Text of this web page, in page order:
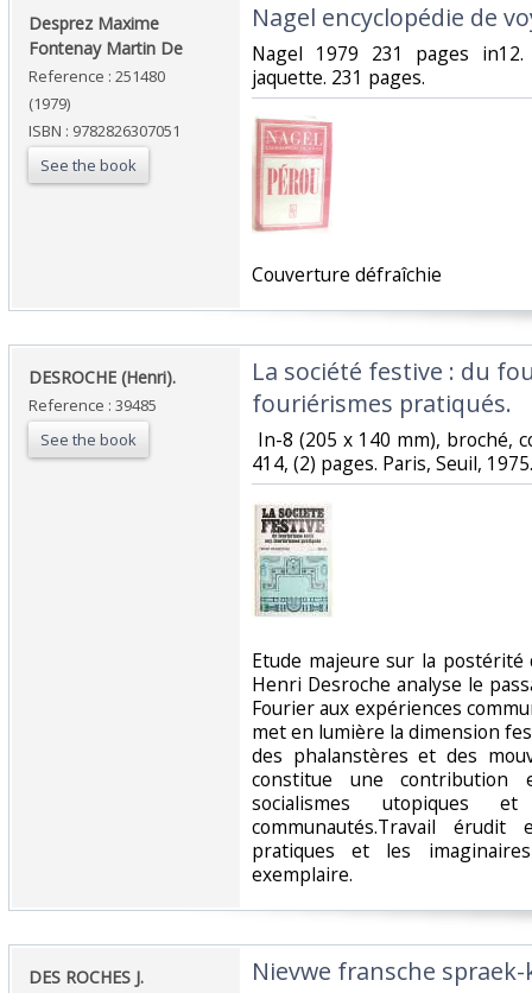
‎Desprez Maxime
Fontenay Martin De‎
Reference : 251480
(1979)
ISBN : 9782826307051
See the book
‎Nagel encyclopédie de
‎Nagel 1979 231 pages
jaquette. 231 pages.‎
‎Couverture défraîchie‎
‎DESROCHE (Henri).‎
Reference : 39485
See the book
‎La société festive : du
fouriérismes pratiqués.‎
In-8 (205 x 140 mm), broché,
414, (2) pages. Paris, Seuil, 1975.‎
‎Etude majeure sur la
Henri Desroche analyse le
Fourier aux expériences
met en lumière la dimension
des phalanstères et des
constitue une contribution
socialismes utopiques
communautés.Travail
pratiques et les
exemplaire. ‎
‎DES ROCHES J.‎ ‎Nievwe fransche